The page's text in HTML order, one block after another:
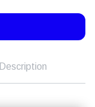
Description